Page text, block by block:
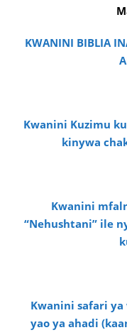
KWANINI BIBLIA
Kwanini Kuzimu
kinywa
Kwanini
“Nehushtani” ile
Kwanini safari
yao ya ahadi